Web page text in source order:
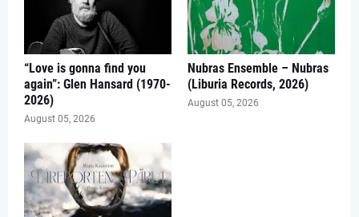
“Love is gonna find you
again”: Glen Hansard (1970-
2026)
August 05, 2026
Nubras Ensemble – Nubras
(Liburia Records, 2026)
August 05, 2026